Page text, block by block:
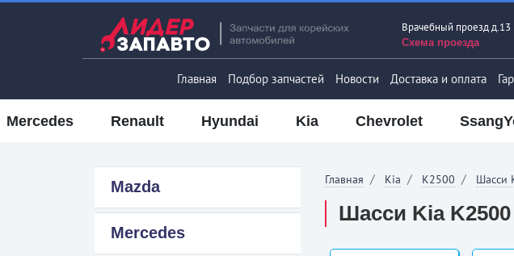
Врачебный проезд д.13
Схема проезда
Главная Подбор запчастей Новости Доставка и оплата
Mercedes Renault Hyundai Kia Chevrolet
Mazda
Mercedes
Главная Kia K2500 Шасси
Шасси Kia